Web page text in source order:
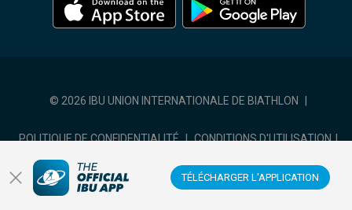
TÉLÉCHARGER L'APPLICATION
© 2026 IBU UNION INTERNATIONALE DE BIATHLON
POLITIQUE DE CONFIDENTIALITÉ | CONDITIONS D'UTILISATION |
COOKIES SETTINGS